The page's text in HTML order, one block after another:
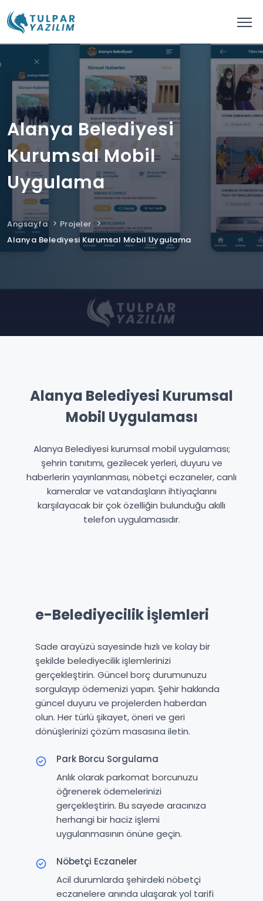
Alanya Belediyesi
Kurumsal Mobil
Uygulama
Anasayfa
Projeler
Alanya Belediyesi Kurumsal Mobil Uygulama
Alanya Belediyesi Kurumsal
Mobil Uygulaması
Alanya Belediyesi kurumsal mobil uygulaması;
şehrin tanıtımı, gezilecek yerleri, duyuru ve
haberlerin yayınlanması, nöbetçi eczaneler, canlı
kameralar ve vatandaşların ihtiyaçlarını
karşılayacak bir çok özelliğin bulunduğu akıllı
telefon uygulamasıdır.
e-Belediyecilik İşlemleri
Sade arayüzü sayesinde hızlı ve kolay bir
şekilde belediyecilik işlemlerinizi
gerçekleştirin. Güncel borç durumunuzu
sorgulayıp ödemenizi yapın. Şehir hakkında
güncel duyuru ve projelerden haberdan
olun. Her türlü şikayet, öneri ve geri
dönüşlerinizi çözüm masasına iletin.
Park Borcu Sorgulama
Anlık olarak parkomat borcunuzu
öğrenerek ödemelerinizi
gerçekleştirin. Bu sayede aracınıza
herhangi bir haciz işlemi
uygulanmasının önüne geçin.
Nöbetçi Eczaneler
Acil durumlarda şehirdeki nöbetçi
eczanelere anında ulaşarak yol tarifi